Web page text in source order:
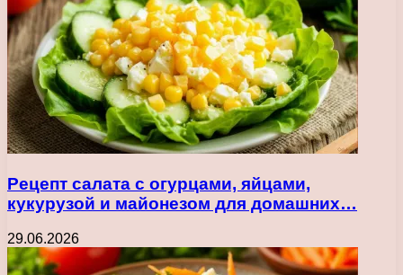
Рецепт салата с огурцами, яйцами,
кукурузой и майонезом для домашних…
29.06.2026